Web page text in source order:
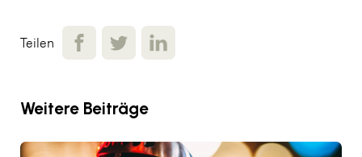
Teilen
Weitere Beiträge